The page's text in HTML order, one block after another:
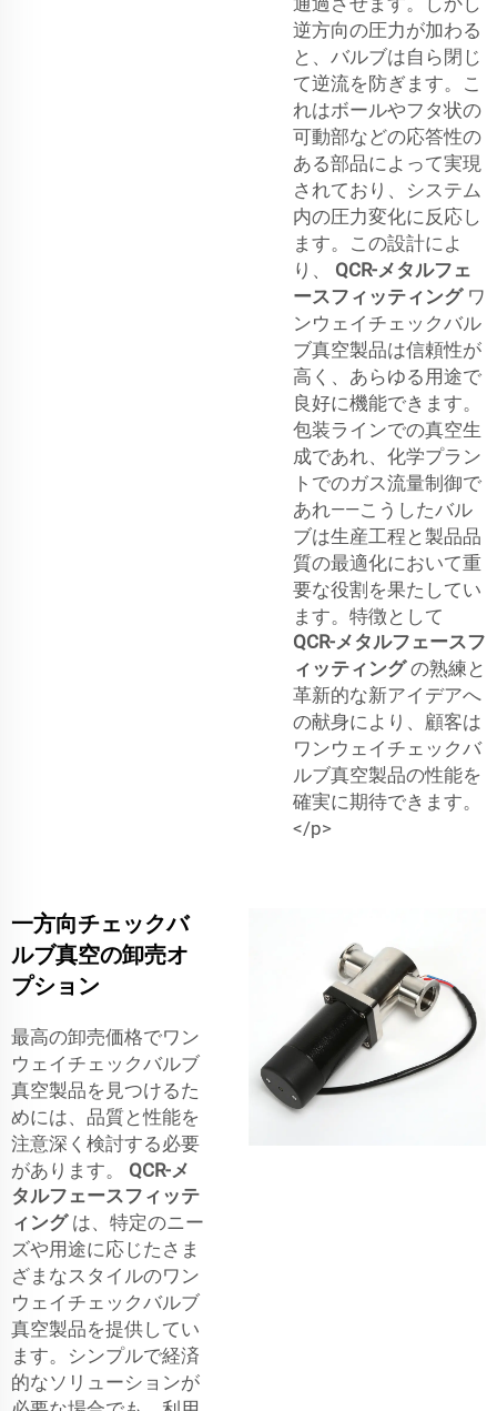
逆方向の圧力が加わる
と、バルブは自ら閉じ
て逆流を防ぎます。こ
れはボールやフタ状の
可動部などの応答性の
ある部品によって実現
されており、システム
内の圧力変化に反応し
ます。この設計によ
り、 QCR-メタルフェ
ースフィッティング ワ
ンウェイチェックバル
ブ真空製品は信頼性が
高く、あらゆる用途で
良好に機能できます。
包装ラインでの真空生
成であれ、化学プラン
トでのガス流量制御で
あれ――こうしたバル
ブは生産工程と製品品
質の最適化において重
要な役割を果たしてい
ます。特徴として
QCR-メタルフェースフ
ィッティングの熟練と
革新的な新アイデアへ
の献身により、顧客は
ワンウェイチェックバ
ルブ真空製品の性能を
確実に期待できます。
</p>
一方向チェックバ
ルブ真空の卸売オ
プション
最高の卸売価格でワン
ウェイチェックバルブ
真空製品を見つけるた
めには、品質と性能を
注意深く検討する必要
があります。 QCR-メ
タルフェースフィッテ
ィング は、特定のニー
ズや用途に応じたさま
ざまなスタイルのワン
ウェイチェックバルブ
真空製品を提供してい
ます。シンプルで経済
的なソリューションが